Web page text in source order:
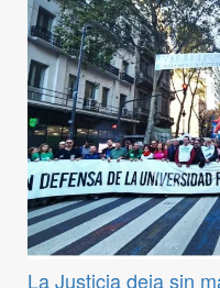
La Justicia deja sin